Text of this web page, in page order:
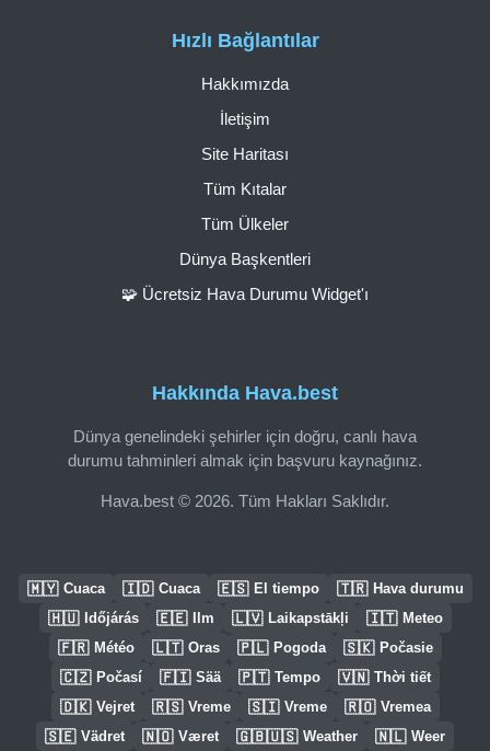
Hakkında Hava.best
Dünya genelindeki şehirler için doğru, canlı hava
durumu tahminleri almak için başvuru kaynağınız.
Hava.best © 2026. Tüm Hakları Saklıdır.
Hızlı Bağlantılar
Hakkımızda
İletişim
Site Haritası
Tüm Kıtalar
Tüm Ülkeler
Dünya Başkentleri
🧩 Ücretsiz Hava Durumu Widget'ı
🇲🇾 Cuaca 🇮🇩 Cuaca 🇪🇸 El tiempo 🇹🇷 Hava durumu
🇭🇺 Időjárás 🇪🇪 Ilm 🇱🇻 Laikapstākļi 🇮🇹 Meteo
🇫🇷 Météo 🇱🇹 Oras 🇵🇱 Pogoda 🇸🇰 Počasie
🇨🇿 Počasí 🇫🇮 Sää 🇵🇹 Tempo 🇻🇳 Thời tiết
🇩🇰 Vejret 🇷🇸 Vreme 🇸🇮 Vreme 🇷🇴 Vremea
🇸🇪 Vädret 🇳🇴 Været 🇬🇧🇺🇸 Weather 🇳🇱 Weer